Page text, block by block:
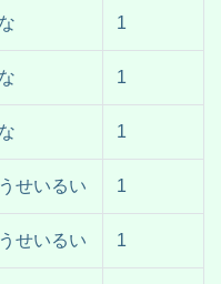
1
1
1
せいるい 1
せいるい 1